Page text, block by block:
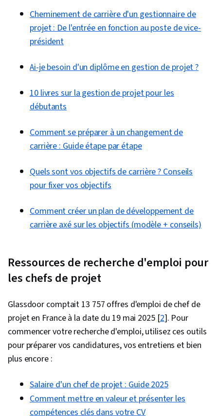
d'information constructif, Leadership, Structure
organisationnelle, Gestion des conflits, Gestion
du changement, Planification du projet, Gestion
du travail, Allocation des ressources,
Gestion des ressources, Gestion matricielle,
Compétences organisationnelles
Cheminement de carrière d'un gestionnaire de
projet : De l'entrée en fonction au poste de vice-
président
Ai-je besoin d'un diplôme en gestion de projet ?
10 livres sur la gestion de projet pour les
débutants
Comment se préparer à un changement de
carrière : Guide étape par étape
Quels sont vos objectifs de carrière ? Conseils
pour fixer vos objectifs
Comment créer un plan de développement de
carrière axé sur les objectifs (modèle + conseils)
Ressources de recherche d'emploi pour
les chefs de projet
Glassdoor comptait 13 757 offres d'emploi de chef de
projet en France à la date du 19 mai 2025 [2]. Pour
commencer votre recherche d'emploi, utilisez ces outils
pour préparer vos candidatures, vos entretiens et bien
plus encore :
Salaire d'un chef de projet : Guide 2025
Comment mettre en valeur et présenter les
compétences clés dans votre CV